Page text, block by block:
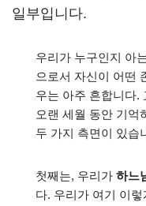
일부입니다.
우리가 누구인지 아
으로서 자신이 어떤
우는 아주 흔합니다.
오랜 세월 동안 기억
두 가지 측면이 있습
첫째는, 우리가 하느
다. 우리가 여기 이